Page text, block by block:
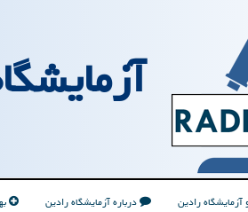
آزمایشگاه رادین درباره آزمایشگاه رادین